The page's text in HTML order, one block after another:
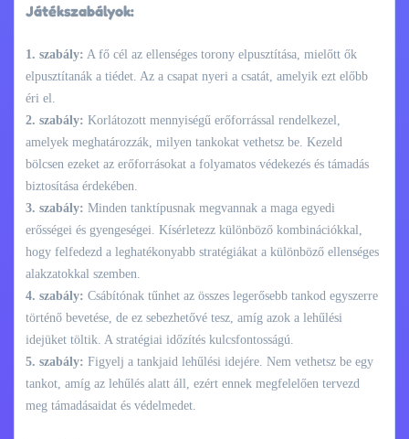
Játékszabályok:
1. szabály: A fő cél az ellenséges torony elpusztítása, mielőtt ők
elpusztítanák a tiédet. Az a csapat nyeri a csatát, amelyik ezt előbb
éri el.
2. szabály: Korlátozott mennyiségű erőforrással rendelkezel,
amelyek meghatározzák, milyen tankokat vethetsz be. Kezeld
bölcsen ezeket az erőforrásokat a folyamatos védekezés és támadás
biztosítása érdekében.
3. szabály: Minden tanktípusnak megvannak a maga egyedi
erősségei és gyengeségei. Kísérletezz különböző kombinációkkal,
hogy felfedezd a leghatékonyabb stratégiákat a különböző ellenséges
alakzatokkal szemben.
4. szabály: Csábítónak tűnhet az összes legerősebb tankod egyszerre
történő bevetése, de ez sebezhetővé tesz, amíg azok a lehűlési
idejüket töltik. A stratégiai időzítés kulcsfontosságú.
5. szabály: Figyelj a tankjaid lehűlési idejére. Nem vethetsz be egy
tankot, amíg az lehűlés alatt áll, ezért ennek megfelelően tervezd
meg támadásaidat és védelmedet.